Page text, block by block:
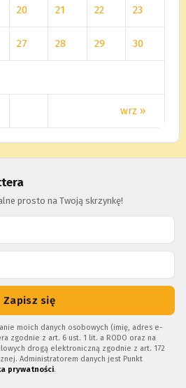
wrz »
20 21 22 23
27 28 29 30
prosto na Twoją skrzynkę!
Zapisz się
moich danych osobowych (imię, adres e-
zgodnie z art. 6 ust. 1 lit. a RODO oraz na
drogą elektroniczną zgodnie z art. 172
Administratorem danych jest Punkt
prywatności.